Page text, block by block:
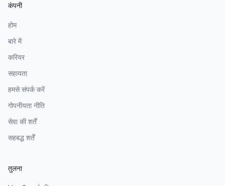
कंपनी
होम
बारे में
करियर
सहायता
हमसे संपर्क करें
गोपनीयता नीति
सेवा की शर्तें
सहबद्ध शर्तें
तुलना